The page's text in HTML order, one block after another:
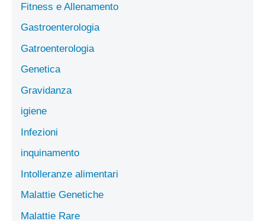
Fitness e Allenamento
Gastroenterologia
Gatroenterologia
Genetica
Gravidanza
igiene
Infezioni
inquinamento
Intolleranze alimentari
Malattie Genetiche
Malattie Rare